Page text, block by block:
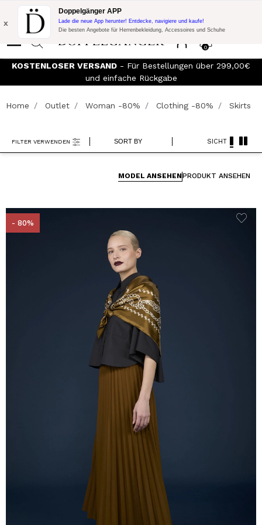
Blitzangebot:
10% Extra-Rabatt auf 300€ Einkauf mit Code:
DOPPEL300
0
x
Doppelgänger APP
Lade die neue App herunter! Entdecke, navigiere und kaufe!
Die besten Angebote für Herrenbekleidung, Accessoires und Schuhe
KOSTENLOSER VERSAND - Für Bestellungen über 299,00€
und einfache Rückgabe
Home Outlet Woman -80% Clothing -80% Skirts
SORT BY
FILTER VERWENDEN SICHT
MODEL ANSEHENPRODUKT ANSEHEN
- 80%